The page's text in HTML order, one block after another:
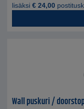
lisäksi € 24,00
Wall puskuri /